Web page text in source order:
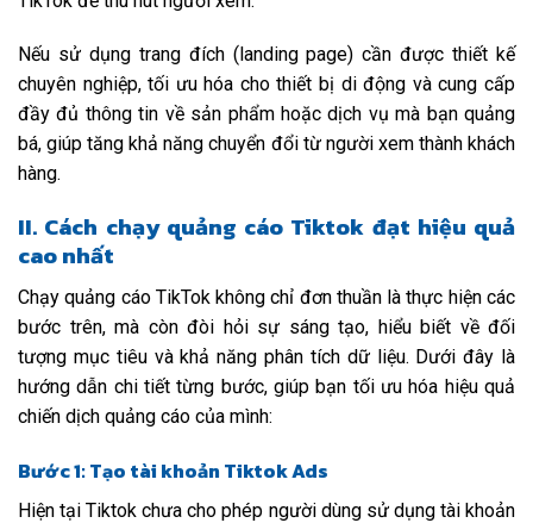
Nếu sử dụng trang đích (landing page) cần được thiết kế
chuyên nghiệp, tối ưu hóa cho thiết bị di động và cung cấp
đầy đủ thông tin về sản phẩm hoặc dịch vụ mà bạn quảng
bá, giúp tăng khả năng chuyển đổi từ người xem thành khách
hàng.
II. Cách chạy quảng cáo Tiktok đạt hiệu quả
cao nhất
Chạy quảng cáo TikTok không chỉ đơn thuần là thực hiện các
bước trên, mà còn đòi hỏi sự sáng tạo, hiểu biết về đối
tượng mục tiêu và khả năng phân tích dữ liệu. Dưới đây là
hướng dẫn chi tiết từng bước, giúp bạn tối ưu hóa hiệu quả
chiến dịch quảng cáo của mình:
Bước 1: Tạo tài khoản Tiktok Ads
Hiện tại Tiktok chưa cho phép người dùng sử dụng tài khoản